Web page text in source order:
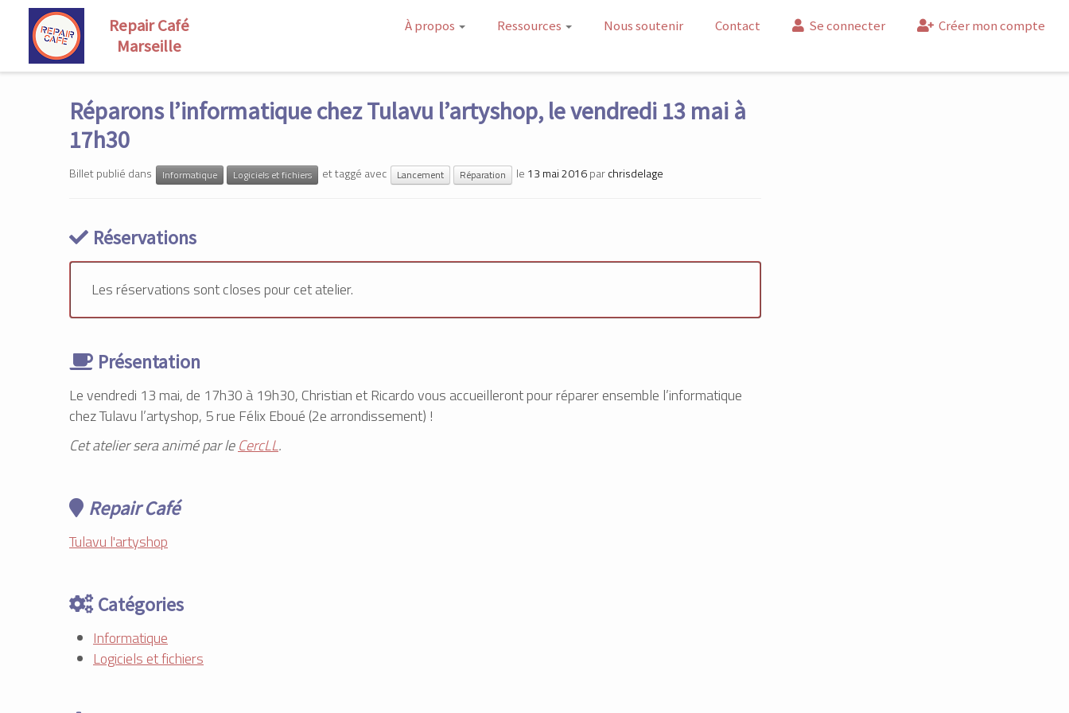
À propos Ressources Nous soutenir Contact Se connecter Créer mon compte
Réparons l’informatique chez Tulavu l’artyshop, le vendredi 13 mai à
17h30
Billet publié dans Informatique Logiciels et fichiers et taggé avec Lancement Réparation le 13 mai 2016parchrisdelage
Réservations
Les réservations sont closes pour cet atelier.
Présentation
Le vendredi 13 mai, de 17h30 à 19h30, Christian et Ricardo vous accueilleront pour réparer ensemble l’informatique
chez Tulavu l’artyshop, 5 rue Félix Eboué (2e arrondissement) !
Cet atelier sera animé par leCercLL.
Repair Café
Tulavu l'artyshop
Catégories
Informatique
Logiciels et fichiers